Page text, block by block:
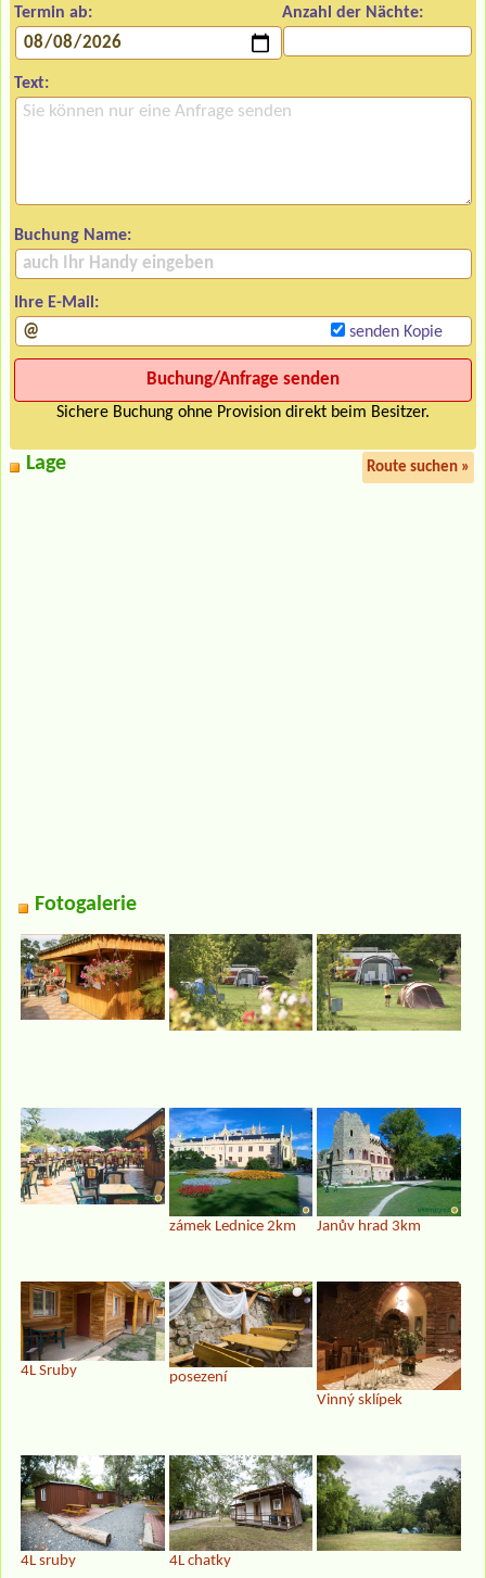
Termin ab: Anzahl der Nächte:
Text:
Buchung Name:
Ihre E-Mail:
senden Kopie
Sichere Buchung ohne Provision direkt beim Besitzer.
Lage Route suchen »
Fotogalerie
zámek Lednice 2km Janův hrad 3km
4L Sruby
posezení
Vinný sklípek
4L sruby 4L chatky